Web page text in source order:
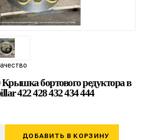
Крышка бортового редуктора в
422 428 432 434 444
ДОБАВИТЬ В КОРЗИНУ